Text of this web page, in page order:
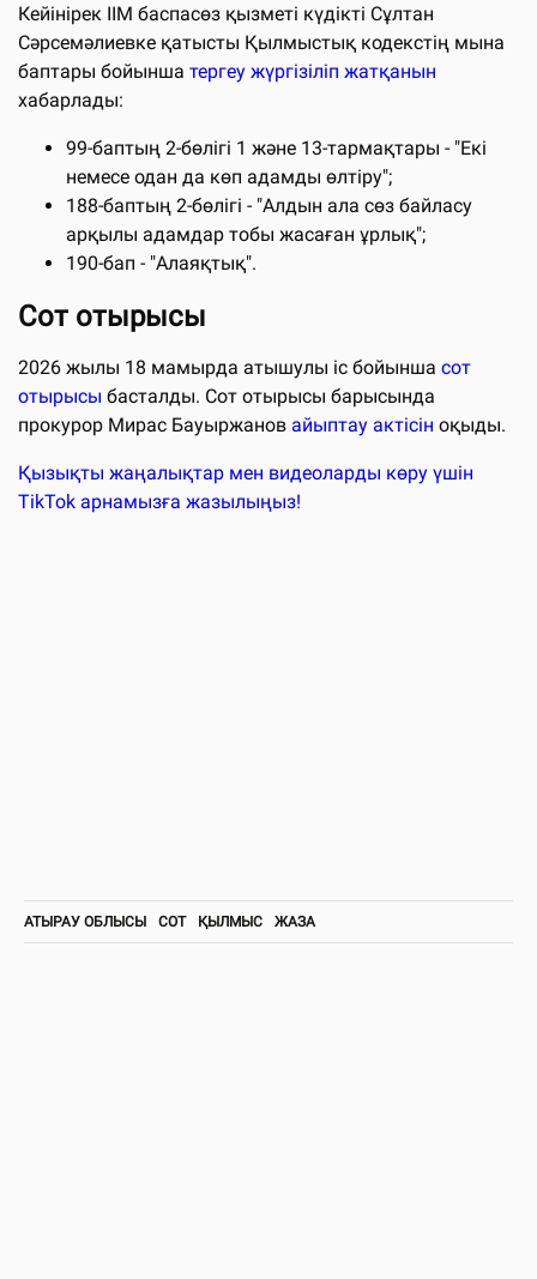
Кейінірек ІІМ баспасөз қызметі күдікті Сұлтан
Сәрсемәлиевке қатысты Қылмыстық кодекстің мына
баптары бойынша тергеу жүргізіліп жатқанын
хабарлады:
99-баптың 2-бөлігі 1 және 13-тармақтары - "Екі
немесе одан да көп адамды өлтіру";
188-баптың 2-бөлігі - "Алдын ала сөз байласу
арқылы адамдар тобы жасаған ұрлық";
190-бап - "Алаяқтық".
Сот отырысы
2026 жылы 18 мамырда атышулы іс бойынша сот
отырысы басталды. Сот отырысы барысында
прокурор Мирас Бауыржанов айыптау актісін оқыды.
Қызықты жаңалықтар мен видеоларды көру үшін
TikTok арнамызға жазылыңыз!
АТЫРАУ ОБЛЫСЫ СОТ ҚЫЛМЫС ЖАЗА